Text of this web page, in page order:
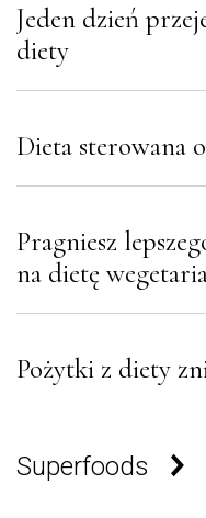
Jeden dzień
diety
Dieta sterowana
Pragniesz
na dietę
Pożytki z diety
Superfoods